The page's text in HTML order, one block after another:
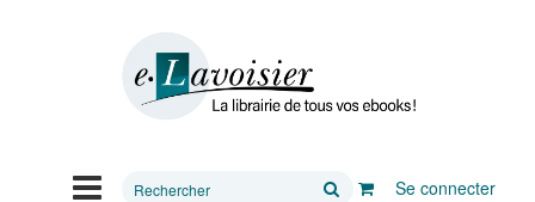
Rechercher
Se connecter